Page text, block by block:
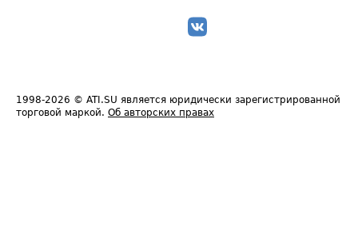
1998-2026 © ATI.SU является юридически зарегистрированной
торговой маркой. Об авторских правах